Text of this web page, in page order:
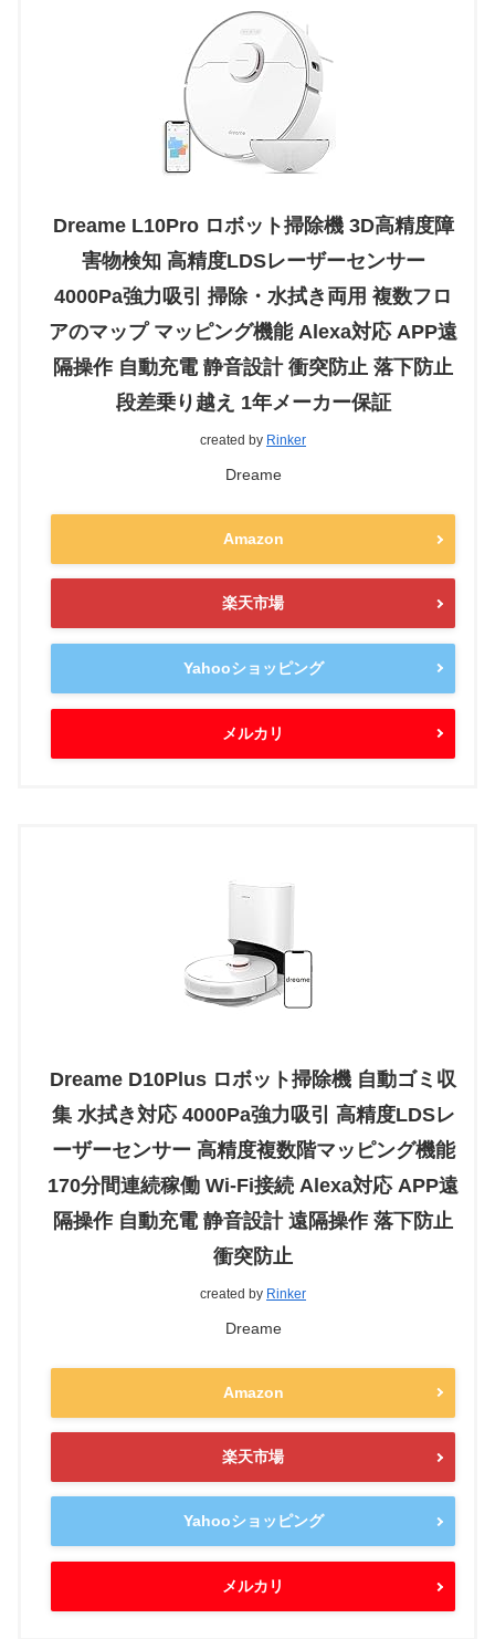
Dreame L10Pro ロボット掃除機 3D高精度障
害物検知 高精度LDSレーザーセンサー
4000Pa強力吸引 掃除・水拭き両用 複数フロ
アのマップ マッピング機能 Alexa対応 APP遠
隔操作 自動充電 静音設計 衝突防止 落下防止
段差乗り越え 1年メーカー保証
created by Rinker
Dreame
Amazon
楽天市場
Yahooショッピング
メルカリ
Dreame D10Plus ロボット掃除機 自動ゴミ収
集 水拭き対応 4000Pa強力吸引 高精度LDSレ
ーザーセンサー 高精度複数階マッピング機能
170分間連続稼働 Wi-Fi接続 Alexa対応 APP遠
隔操作 自動充電 静音設計 遠隔操作 落下防止
衝突防止
created by Rinker
Dreame
Amazon
楽天市場
Yahooショッピング
メルカリ